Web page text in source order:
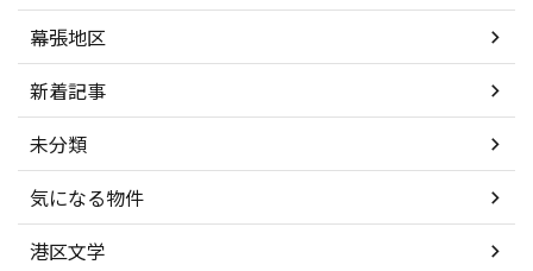
幕張地区
新着記事
未分類
気になる物件
港区文学